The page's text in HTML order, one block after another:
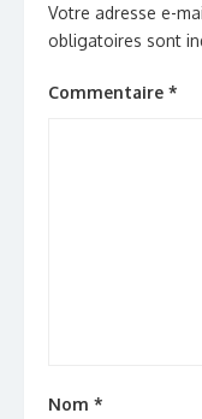
Votre adresse e-
obligatoires sont
Commentaire *
Nom *